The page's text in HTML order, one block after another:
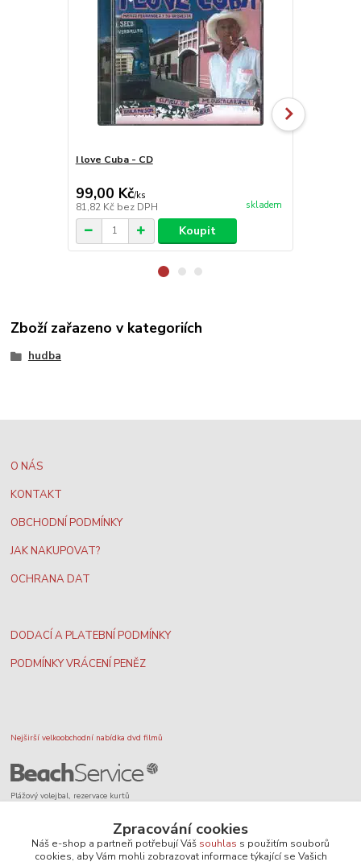
I love Cuba - CD
99,00 Kč/ks
81,82 Kč bez DPH skladem
Koupit
Zboží zařazeno v kategoriích
hudba
O NÁS
KONTAKT
OBCHODNÍ PODMÍNKY
JAK NAKUPOVAT?
OCHRANA DAT
DODACÍ A PLATEBNÍ PODMÍNKY
PODMÍNKY VRÁCENÍ PENĚZ
Nejširší velkoobchodní nabídka dvd filmů
Plážový volejbal, rezervace kurtů
Zpracování cookies
Náš e-shop a partneři potřebují Váš souhlas s použitím souborů
cookies, aby Vám mohli zobrazovat informace týkající se Vašich